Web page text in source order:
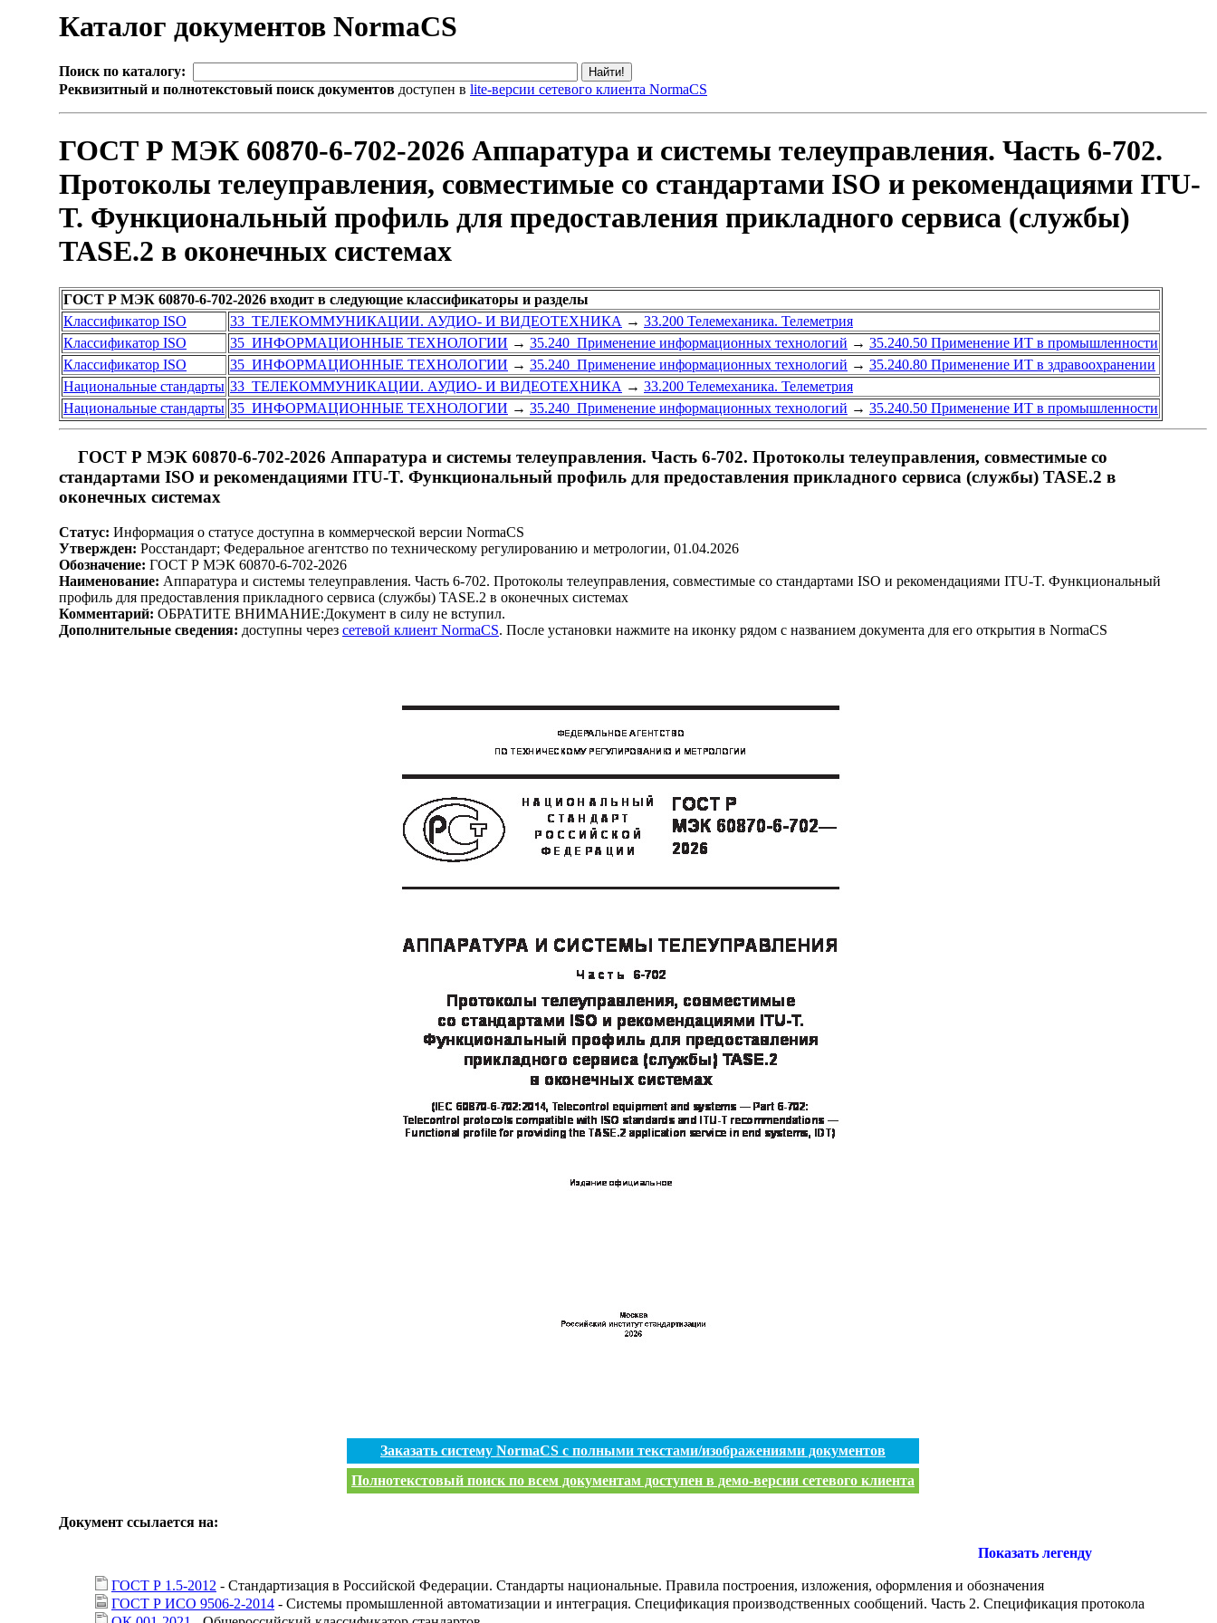
Каталог документов NormaCS
Поиск по каталогу:
Реквизитный и полнотекстовый поиск документов доступен в lite-версии сетевого клиента NormaCS
ГОСТ Р МЭК 60870-6-702-2026 Аппаратура и системы телеуправления. Часть 6-702.
Протоколы телеуправления, совместимые со стандартами ISO и рекомендациями ITU-
T. Функциональный профиль для предоставления прикладного сервиса (службы)
TASE.2 в оконечных системах
ГОСТ Р МЭК 60870-6-702-2026 входит в следующие классификаторы и разделы
Классификатор ISO
33 ТЕЛЕКОММУНИКАЦИИ. АУДИО- И ВИДЕОТЕХНИКА → 33.200 Телемеханика. Телеметрия
Классификатор ISO
35 ИНФОРМАЦИОННЫЕ ТЕХНОЛОГИИ → 35.240 Применение информационных технологий → 35.240.50 Применение ИТ в промышленности
Классификатор ISO
35 ИНФОРМАЦИОННЫЕ ТЕХНОЛОГИИ → 35.240 Применение информационных технологий → 35.240.80 Применение ИТ в здравоохранении
Национальные стандарты 33 ТЕЛЕКОММУНИКАЦИИ. АУДИО- И ВИДЕОТЕХНИКА → 33.200 Телемеханика. Телеметрия
Национальные стандарты 35 ИНФОРМАЦИОННЫЕ ТЕХНОЛОГИИ → 35.240 Применение информационных технологий → 35.240.50 Применение ИТ в промышленности
ГОСТ Р МЭК 60870-6-702-2026 Аппаратура и системы телеуправления. Часть 6-702. Протоколы телеуправления, совместимые со
стандартами ISO и рекомендациями ITU-T. Функциональный профиль для предоставления прикладного сервиса (службы) TASE.2 в
оконечных системах
Статус: Информация о статусе доступна в коммерческой версии NormaCS
Утвержден: Росстандарт; Федеральное агентство по техническому регулированию и метрологии, 01.04.2026
Обозначение: ГОСТ Р МЭК 60870-6-702-2026
Наименование: Аппаратура и системы телеуправления. Часть 6-702. Протоколы телеуправления, совместимые со стандартами ISO и рекомендациями ITU-T. Функциональный
профиль для предоставления прикладного сервиса (службы) TASE.2 в оконечных системах
Комментарий: ОБРАТИТЕ ВНИМАНИЕ:Документ в силу не вступил.
Дополнительные сведения: доступны через сетевой клиент NormaCS. После установки нажмите на иконку рядом с названием документа для его открытия в NormaCS
Заказать систему NormaCS с полными текстами/изображениями документов
Полнотекстовый поиск по всем документам доступен в демо-версии сетевого клиента
Документ ссылается на:
Показать легенду
ГОСТ Р 1.5-2012 - Стандартизация в Российской Федерации. Стандарты национальные. Правила построения, изложения, оформления и обозначения
ГОСТ Р ИСО 9506-2-2014 - Системы промышленной автоматизации и интеграция. Спецификация производственных сообщений. Часть 2. Спецификация протокола